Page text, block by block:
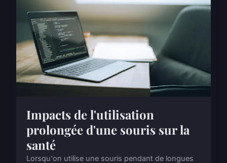
Impacts de l'utilisation
prolongée d'une souris sur la
santé
Lorsqu'on utilise une souris pendant de longues